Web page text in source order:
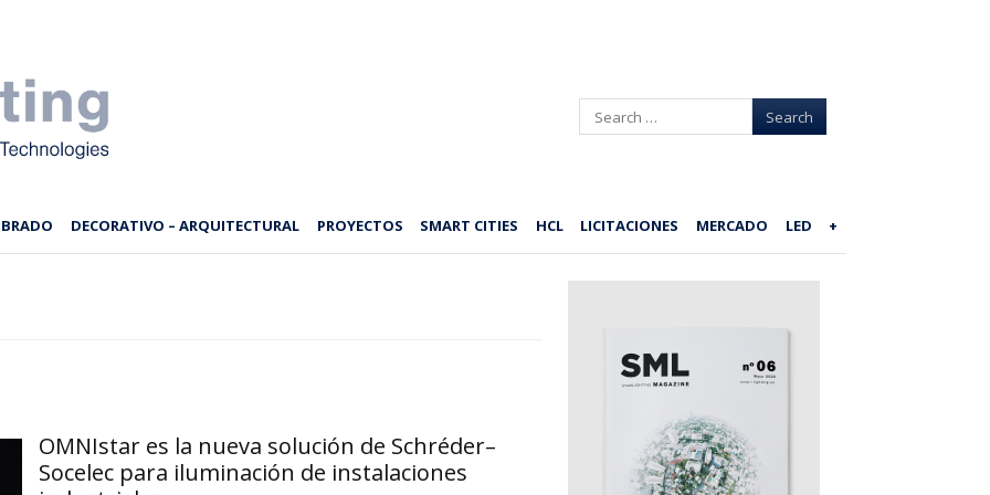
Search
DECORATIVO – ARQUITECTURAL PROYECTOS SMART CITIES HCL LICITACIONES MERCADO LED +
OMNIstar es la nueva solución de Schréder–
Socelec para iluminación de instalaciones